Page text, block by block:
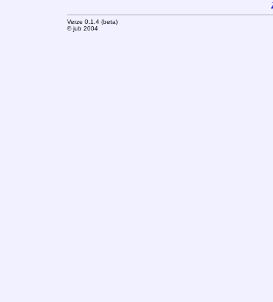
Verze 0.1.4 (beta)
© jub 2004